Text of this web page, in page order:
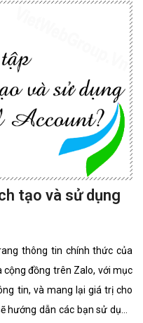
tạo và sử dụng
thông tin chính thức của
cộng đồng trên Zalo, với mục
tin, và mang lại giá trị cho
hướng dẫn các bạn sử dụng